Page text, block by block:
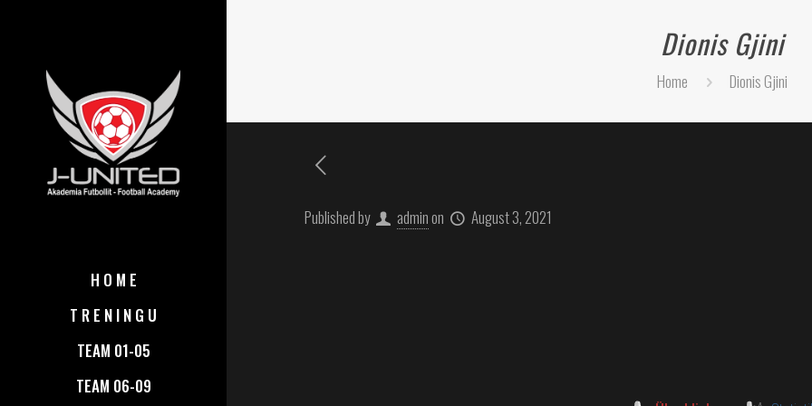
H O M E
T R E N I N G U
TEAM 01-05
TEAM 06-09
Dionis Gjini
Home Dionis Gjini
Published by adminon August 3, 2021